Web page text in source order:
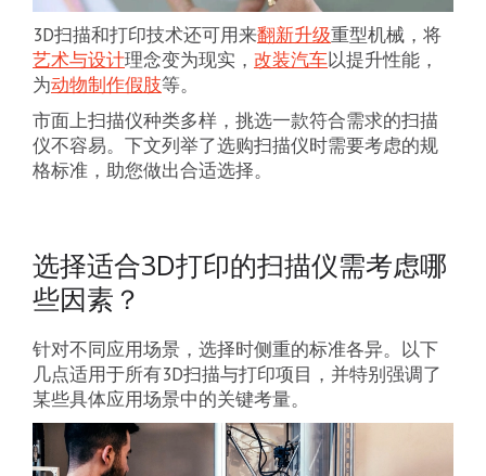
3D扫描和打印技术还可用来翻新升级重型机械，将
艺术与设计理念变为现实， 改装汽车以提升性能，
为动物制作假肢等。
市面上扫描仪种类多样，挑选一款符合需求的扫描
仪不容易。下文列举了选购扫描仪时需要考虑的规
格标准，助您做出合适选择。
选择适合3D打印的扫描仪需考虑哪
些因素？
针对不同应用场景，选择时侧重的标准各异。以下
几点适用于所有3D扫描与打印项目，并特别强调了
某些具体应用场景中的关键考量。